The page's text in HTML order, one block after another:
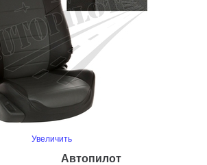
Увеличить
Автопилот